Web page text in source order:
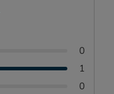
0
1
0